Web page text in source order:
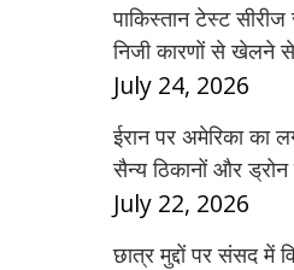
पाकिस्तान टेस्ट
निजी कारणों से खेलने
July 24, 2026
ईरान पर अमेरिका का
सैन्य ठिकानों और ड्रोन
July 22, 2026
छात्र मुद्दों पर संसद में